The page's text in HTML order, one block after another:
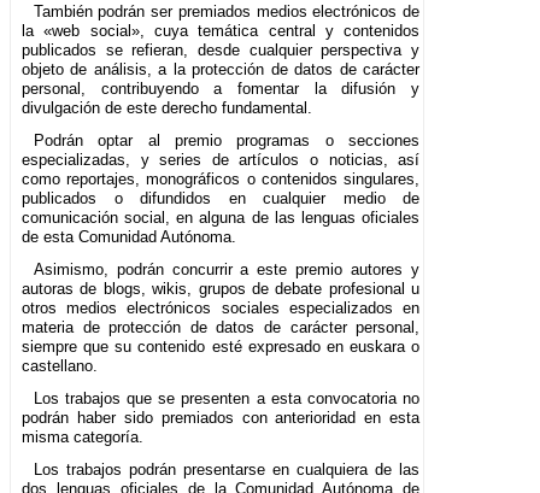
También podrán ser premiados medios electrónicos de
la «web social», cuya temática central y contenidos
publicados se refieran, desde cualquier perspectiva y
objeto de análisis, a la protección de datos de carácter
personal, contribuyendo a fomentar la difusión y
divulgación de este derecho fundamental.
Podrán optar al premio programas o secciones
especializadas, y series de artículos o noticias, así
como reportajes, monográficos o contenidos singulares,
publicados o difundidos en cualquier medio de
comunicación social, en alguna de las lenguas oficiales
de esta Comunidad Autónoma.
Asimismo, podrán concurrir a este premio autores y
autoras de blogs, wikis, grupos de debate profesional u
otros medios electrónicos sociales especializados en
materia de protección de datos de carácter personal,
siempre que su contenido esté expresado en euskara o
castellano.
Los trabajos que se presenten a esta convocatoria no
podrán haber sido premiados con anterioridad en esta
misma categoría.
Los trabajos podrán presentarse en cualquiera de las
dos lenguas oficiales de la Comunidad Autónoma de